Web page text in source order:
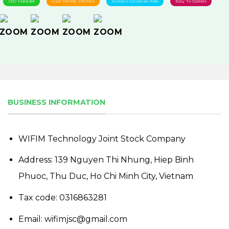
SEO Standard User-Friendly Interface Increase Conversion Rate Easy To Operate
BUSINESS INFORMATION
WIFIM Technology Joint Stock Company
Address: 139 Nguyen Thi Nhung, Hiep Binh
Phuoc, Thu Duc, Ho Chi Minh City, Vietnam
Tax code: 0316863281
Email: wifimjsc@gmail.com